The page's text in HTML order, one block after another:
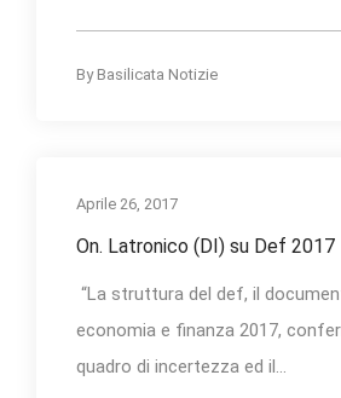
By Basilicata Notizie
Aprile 26, 2017
On. Latronico (DI) su Def 2017
“La struttura del def, il
economia e finanza 2017,
quadro di incertezza ed il...